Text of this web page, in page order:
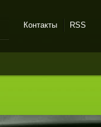
Контакты RSS